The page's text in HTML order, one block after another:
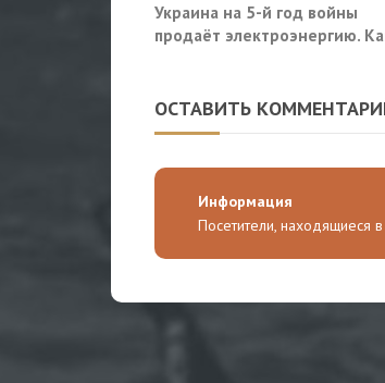
Украина на 5-й год войны
продаёт электроэнергию.
ОСТАВИТЬ
Информация
Посетители, находящиеся